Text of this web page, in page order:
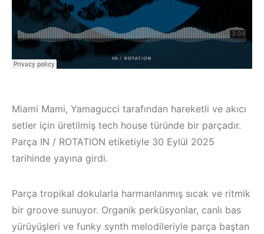
Miami Mami, Yamagucci tarafından hareketli ve akıcı
setler için üretilmiş tech house türünde bir parçadır.
Parça IN / ROTATION etiketiyle 30 Eylül 2025
tarihinde yayına girdi.
Parça tropikal dokularla harmanlanmış sıcak ve ritmik
bir groove sunuyor. Organik perküsyonlar, canlı bas
yürüyüşleri ve funky synth melodileriyle parça baştan